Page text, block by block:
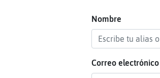
Nombre
Correo electrónico